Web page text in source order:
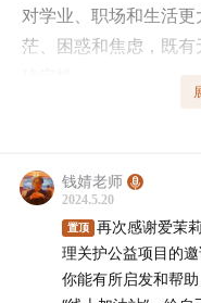
对学业、职场和生活
茫、困惑和焦虑，既
本节目是爱茉莉太平洋
学生心理关护公益项
WOW!】播客企划系
钱婧老师
2024.5.20
置顶
再次感谢爱茉
理关护公益项目的
你能有所启发和帮